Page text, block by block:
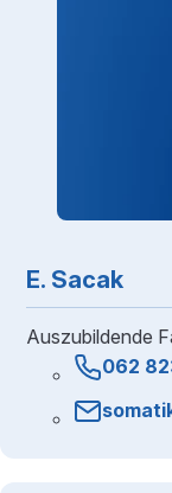
E. Sacak
Auszubildende
062